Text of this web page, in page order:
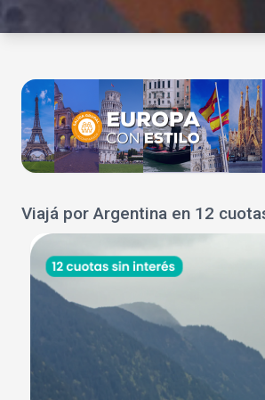
Viajá por Argentina en 12